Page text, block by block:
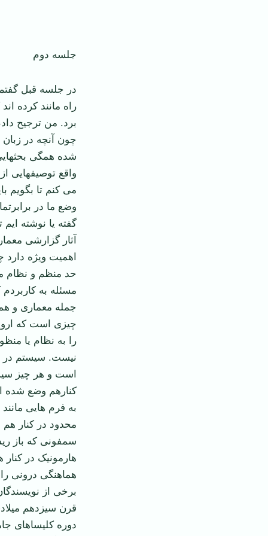
جلسه دوم
در جلسه قبل
راه مانند کرده
برد. من ترجیح
چون آنچه در
شده همگی
واقع توصیف­هایی
می کنم تا بگویم
وضع ما در
گفته یا نوشته
آثار گزارشی
اهمیت ویژه
حد منظم و نظام
مسئله به
جمله معماری و
را به نظام یا
است و هر چیز
کنارهم وضع شده
به فرم هایی
محدود در کنار
هارمونیک در
هماهنگی درونی
برخی از
قرن سیزدهم
دوره کلیساهای